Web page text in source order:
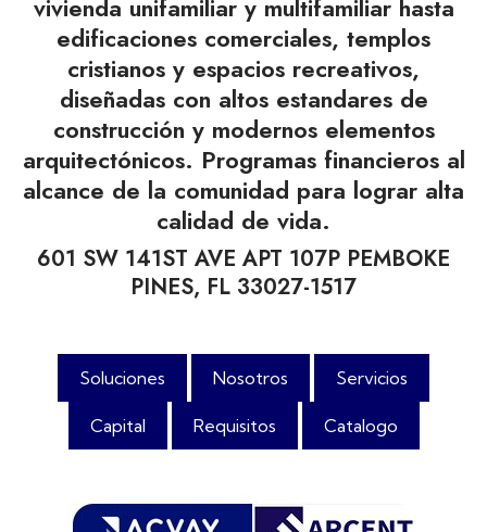
vivienda unifamiliar y multifamiliar hasta
edificaciones comerciales, templos
cristianos y espacios recreativos,
diseñadas con altos estandares de
construcción y modernos elementos
arquitectónicos. Programas financieros al
alcance de la comunidad para lograr alta
calidad de vida.
601 SW 141ST AVE APT 107P PEMBOKE
PINES, FL 33027-1517
Soluciones Nosotros Servicios
Capital Requisitos Catalogo